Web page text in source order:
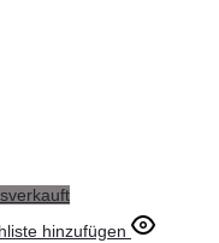
hinzufügen